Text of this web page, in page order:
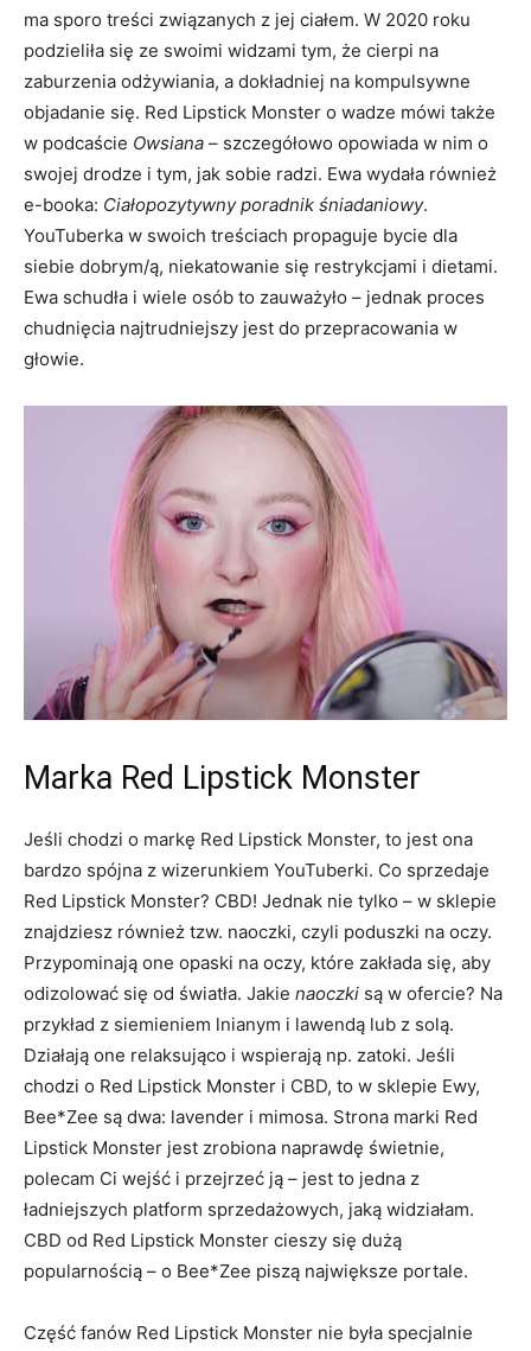
ma sporo treści związanych z jej ciałem. W 2020 roku
podzieliła się ze swoimi widzami tym, że cierpi na
zaburzenia odżywiania, a dokładniej na kompulsywne
objadanie się. Red Lipstick Monster o wadze mówi także
w podcaście Owsiana – szczegółowo opowiada w nim o
swojej drodze i tym, jak sobie radzi. Ewa wydała również
e-booka: Ciałopozytywny poradnik śniadaniowy.
YouTuberka w swoich treściach propaguje bycie dla
siebie dobrym/ą, niekatowanie się restrykcjami i dietami.
Ewa schudła i wiele osób to zauważyło – jednak proces
chudnięcia najtrudniejszy jest do przepracowania w
głowie.
Marka Red Lipstick Monster
Jeśli chodzi o markę Red Lipstick Monster, to jest ona
bardzo spójna z wizerunkiem YouTuberki. Co sprzedaje
Red Lipstick Monster? CBD! Jednak nie tylko – w sklepie
znajdziesz również tzw. naoczki, czyli poduszki na oczy.
Przypominają one opaski na oczy, które zakłada się, aby
odizolować się od światła. Jakie naoczki są w ofercie? Na
przykład z siemieniem lnianym i lawendą lub z solą.
Działają one relaksująco i wspierają np. zatoki. Jeśli
chodzi o Red Lipstick Monster i CBD, to w sklepie Ewy,
Bee*Zee są dwa: lavender i mimosa. Strona marki Red
Lipstick Monster jest zrobiona naprawdę świetnie,
polecam Ci wejść i przejrzeć ją – jest to jedna z
ładniejszych platform sprzedażowych, jaką widziałam.
CBD od Red Lipstick Monster cieszy się dużą
popularnością – o Bee*Zee piszą największe portale.
Część fanów Red Lipstick Monster nie była specjalnie